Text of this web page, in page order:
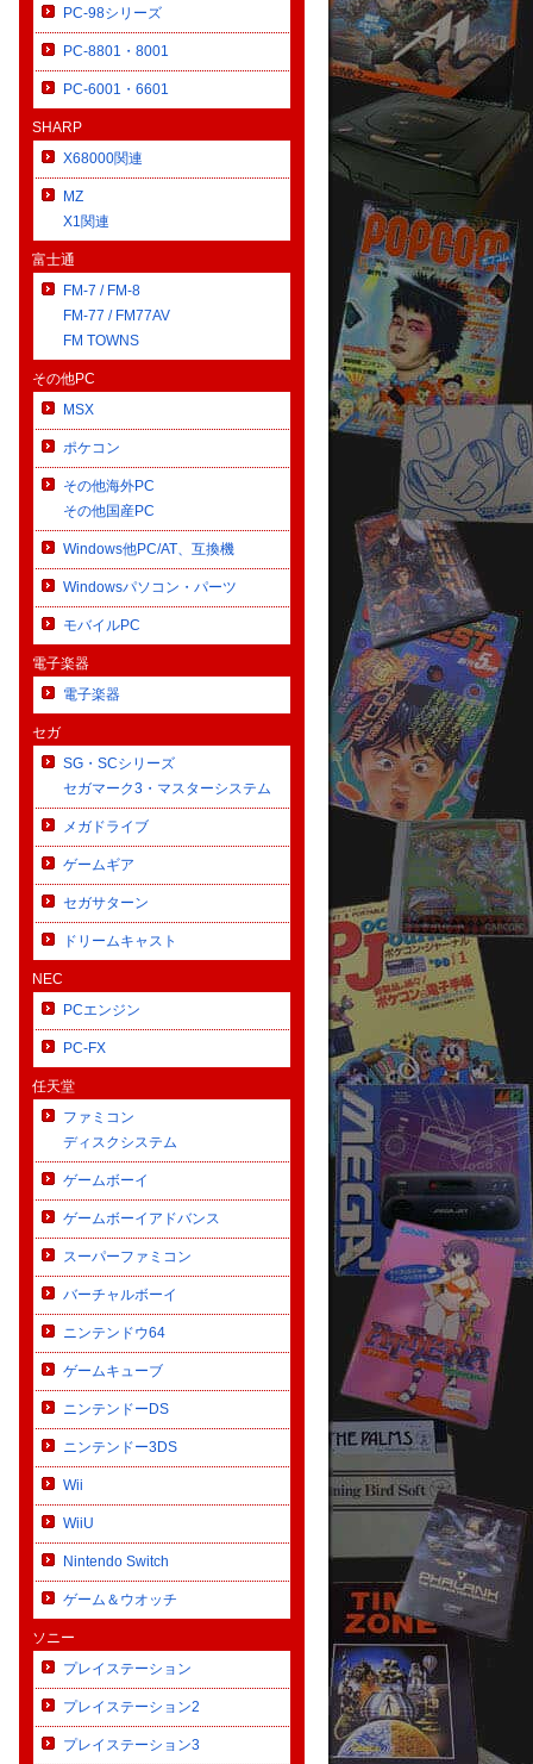
PC-98シリーズ
PC-8801・8001
PC-6001・6601
SHARP
X68000関連
MZ
X1関連
富士通
FM-7 / FM-8
FM-77 / FM77AV
FM TOWNS
その他PC
MSX
ポケコン
その他海外PC
その他国産PC
Windows他PC/AT、互換機
Windowsパソコン・パーツ
モバイルPC
電子楽器
電子楽器
セガ
SG・SCシリーズ
セガマーク3・マスターシステム
メガドライブ
ゲームギア
セガサターン
ドリームキャスト
NEC
PCエンジン
PC-FX
任天堂
ファミコン
ディスクシステム
ゲームボーイ
ゲームボーイアドバンス
スーパーファミコン
バーチャルボーイ
ニンテンドウ64
ゲームキューブ
ニンテンドーDS
ニンテンドー3DS
Wii
WiiU
Nintendo Switch
ゲーム＆ウオッチ
ソニー
プレイステーション
プレイステーション2
プレイステーション3